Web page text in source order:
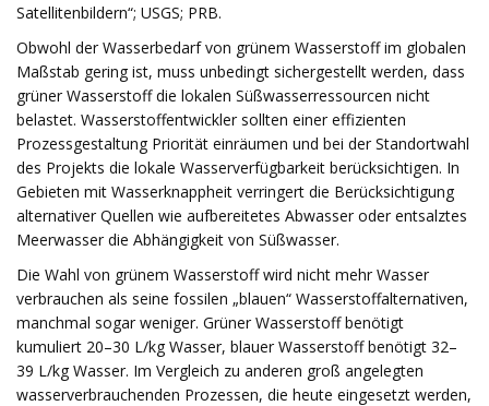
Satellitenbildern“; USGS; PRB.
Obwohl der Wasserbedarf von grünem Wasserstoff im globalen
Maßstab gering ist, muss unbedingt sichergestellt werden, dass
grüner Wasserstoff die lokalen Süßwasserressourcen nicht
belastet. Wasserstoffentwickler sollten einer effizienten
Prozessgestaltung Priorität einräumen und bei der Standortwahl
des Projekts die lokale Wasserverfügbarkeit berücksichtigen. In
Gebieten mit Wasserknappheit verringert die Berücksichtigung
alternativer Quellen wie aufbereitetes Abwasser oder entsalztes
Meerwasser die Abhängigkeit von Süßwasser.
Die Wahl von grünem Wasserstoff wird nicht mehr Wasser
verbrauchen als seine fossilen „blauen“ Wasserstoffalternativen,
manchmal sogar weniger. Grüner Wasserstoff benötigt
kumuliert 20–30 L/kg Wasser, blauer Wasserstoff benötigt 32–
39 L/kg Wasser. Im Vergleich zu anderen groß angelegten
wasserverbrauchenden Prozessen, die heute eingesetzt werden,